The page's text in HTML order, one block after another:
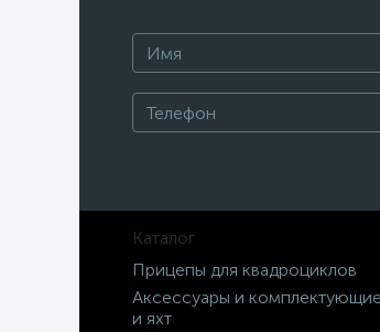
Каталог
Прицепы для квадроциклов
Аксессуары и
и яхт